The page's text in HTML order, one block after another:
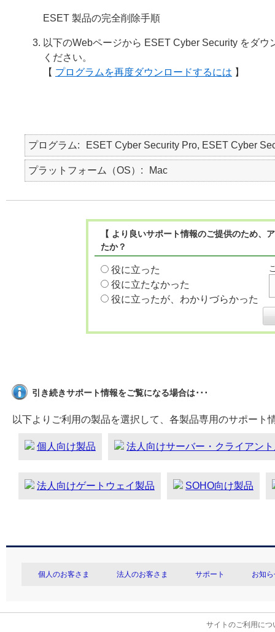
ESET 製品の完全削除手順
以下のWebページから ESET Cyber Security をダ
ください。
【 プログラムを再度ダウンロードするには 】
プログラム ESET Cyber Security Pro, ESET Cyber
プラットフォーム（OS） Mac
【 より良いサポート情報のご提供のため
たか？
役に立った
役に立たなかった
役に立ったが、わかりづらかった
引き続きサポート情報をご覧になる場合は･･･
以下よりご利用の製品を選択して、各製品専用のサポート
個人向け製品 法人向けサーバー・クライアン
法人向けゲートウェイ製品 SOHO向け製品
個人のお客さま 法人のお客さま サポート お知
サイトのご利用につ